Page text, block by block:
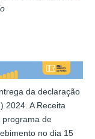
da declaração
2024. A Receita
programa de
no dia 15